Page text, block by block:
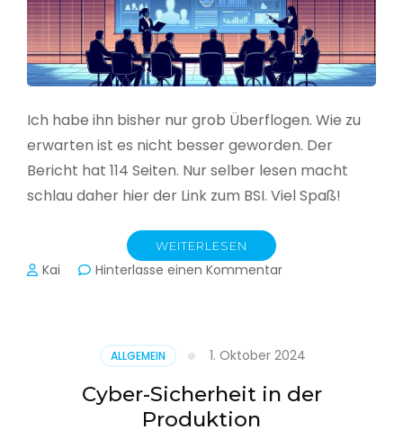
Ich habe ihn bisher nur grob Überflogen. Wie zu
erwarten ist es nicht besser geworden. Der
Bericht hat 114 Seiten. Nur selber lesen macht
schlau daher hier der Link zum BSI. Viel Spaß!
WEITERLESEN
Kai Hinterlasse einen Kommentarzu
seinen
Lagebericht
zur
ALLGEMEIN 1. Oktober 2024
Cyber-Sicherheit in der
Produktion